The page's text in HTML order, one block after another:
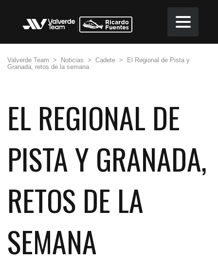
Valverde Team > Noticias > Cadete >
El Regional de Pista y
Granada, retos de la semana
EL REGIONAL DE
PISTA Y GRANADA,
RETOS DE LA
SEMANA